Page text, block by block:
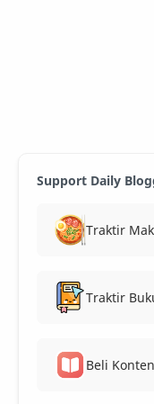
Support Daily
Traktir
Traktir
Beli